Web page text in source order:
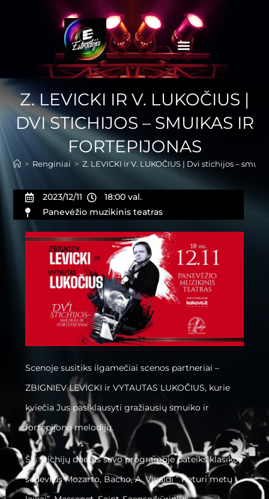
Z. LEVICKI IR V. LUKOČIUS |
DVI STICHIJOS – SMUIKAS IR
FORTEPIJONAS
> Renginiai > Z. LEVICKI ir V. LUKOČIUS | Dvi stichijos –
2023/12/11
18:00 val.
Panevėžio muzikinis teatras
Scenoje susitiks ilgamečiai scenos partneriai –
ZBIGNIEV LEVICKI ir VYTAUTAS LUKOČIUS, kurie
kviečia Jus pasiklausyti gražiausių smuiko ir
fortepijono melodijų.
Šis stichijų duetas savo programoje pateiks klasikos
šedevrus Mozarto, Bacho, A. Vivaldi ” Keturi metų